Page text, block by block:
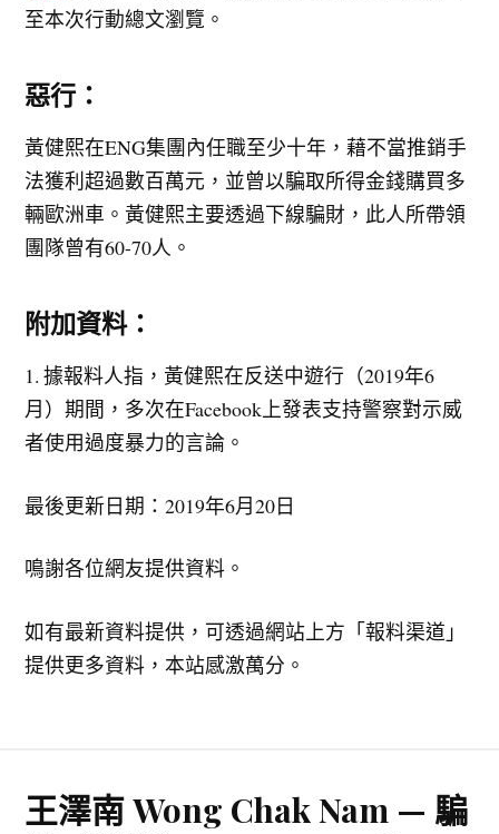
至本次行動總文瀏覽。
惡行：
黃健熙在ENG集團內任職至少十年，藉不當推銷手
法獲利超過數百萬元，並曾以騙取所得金錢購買多
輛歐洲車。黃健熙主要透過下線騙財，此人所帶領
團隊曾有60-70人。
附加資料：
1. 據報料人指，黃健熙在反送中遊行（2019年6
月）期間，多次在Facebook上發表支持警察對示威
者使用過度暴力的言論。
最後更新日期：2019年6月20日
鳴謝各位網友提供資料。
如有最新資料提供，可透過網站上方「報料渠道」
提供更多資料，本站感激萬分。
王澤南 Wong Chak Nam — 騙